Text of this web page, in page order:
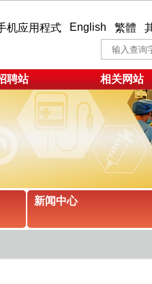
机应用程式 English 繁體
聘站 相关网站
新闻中心